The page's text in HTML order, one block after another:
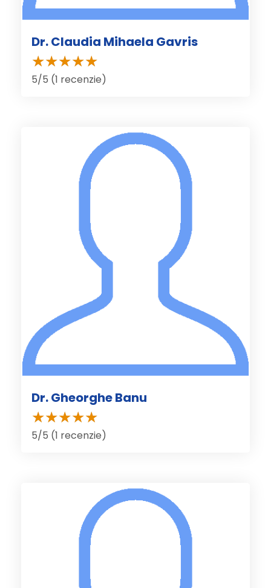
Dr. Claudia Mihaela Gavris
5/5 (1 recenzie)
Dr. Gheorghe Banu
5/5 (1 recenzie)